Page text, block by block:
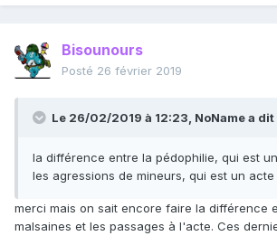
Bisounours
Posté 26 février 2019
Le 26/02/2019 à 12:23, NoNamea dit
la différence entre la pédophilie, qui est
les agressions de mineurs, qui est un acte
merci mais on sait encore faire la différence
malsaines et les passages à l'acte. Ces